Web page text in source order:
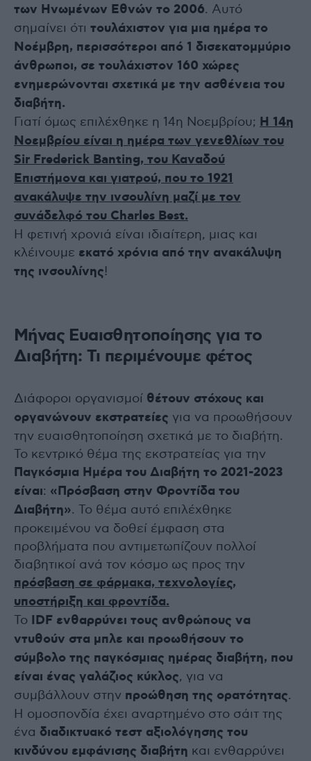
των Ηνωμένων Εθνών το 2006. Αυτό
σημαίνει ότι τουλάχιστον για μια ημέρα το
Νοέμβρη, περισσότεροι από 1 δισεκατομμύριο
άνθρωποι, σε τουλάχιστον 160 χώρες
ενημερώνονται σχετικά με την ασθένεια του
διαβήτη.
Γιατί όμως επιλέχθηκε η 14η Νοεμβρίου; Η 14η
Νοεμβρίου είναιη ημέρα των γενεθλίων του
Sir Frederick Banting, του Καναδού
Επιστήμονα και γιατρού, που το 1921
ανακάλυψε την ινσουλίνη μαζί με τον
συνάδελφό του Charles Best.
Η φετινή χρονιά είναι ιδιαίτερη, μιας και
κλέινουμε εκατό χρόνια από την ανακάλυψη
της ινσουλίνης!
Μήνας Ευαισθητοποίησης για το
Διαβήτη: Τι περιμένουμε φέτος
Διάφοροι οργανισμοί θέτουν στόχους και
οργανώνουν εκστρατείες για να προωθήσουν
την ευαισθητοποίηση σχετικά με το διαβήτη.
Το κεντρικό θέμα της εκστρατείας για την
Παγκόσμια Ημέρα του Διαβήτη το 2021-2023
είναι: «Πρόσβαση στην Φροντίδα του
Διαβήτη». Το θέμα αυτό επιλέχθηκε
προκειμένου να δοθεί έμφαση στα
προβλήματα που αντιμετωπίζουν πολλοί
διαβητικοί ανά τον κόσμο ως προς την
πρόσβαση σε φάρμακα, τεχνολογίες,
υποστήριξη και φροντίδα.
Το IDF ενθαρρύνει τους ανθρώπους να
ντυθούν στα μπλε και προωθήσουν το
σύμβολο της παγκόσμιας ημέρας διαβήτη, που
είναι ένας γαλάζιος κύκλος, για να
συμβάλλουν στην προώθηση της ορατότητας.
Η ομοσπονδία έχει αναρτημένο στο σάιτ της
ένα διαδικτυακό τεστ αξιολόγησης του
κινδύνου εμφάνισης διαβήτη και ενθαρρύνει